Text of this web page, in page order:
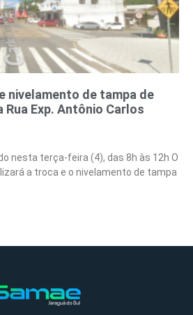
nivelamento de tampa de
Exp. Antônio Carlos
nesta terça-feira (4), das 8h às 12h O
a troca e o nivelamento de tampa